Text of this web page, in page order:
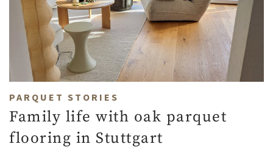
PARQUET STORIES
Family life with oak parquet
flooring in Stuttgart